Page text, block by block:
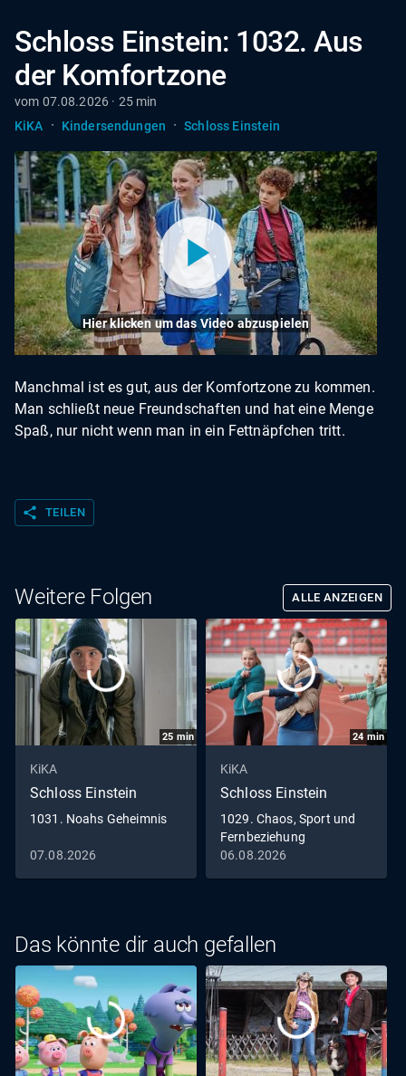
Schloss Einstein: 1032. Aus
der Komfortzone
vom 07.08.2026 · 25 min
KiKA
· Kindersendungen · Schloss Einstein
Hier klicken um das Video abzuspielen
Manchmal ist es gut, aus der Komfortzone zu kommen.
Man schließt neue Freundschaften und hat eine Menge
Spaß, nur nicht wenn man in ein Fettnäpfchen tritt.
share TEILEN
Weitere Folgen ALLE ANZEIGEN
25 min
KiKA
Schloss Einstein
1031. Noahs Geheimnis
07.08.2026
24 min
KiKA
Schloss Einstein
1029. Chaos, Sport und
Fernbeziehung
06.08.2026
Das könnte dir auch gefallen